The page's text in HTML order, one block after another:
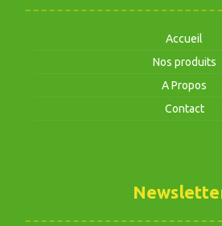
Accueil
Nos produits
A Propos
Contact